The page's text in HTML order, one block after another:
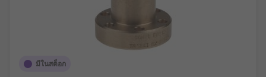
มีในสต็อก